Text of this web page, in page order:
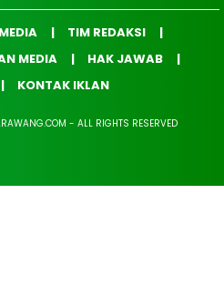
TIM REDAKSI
MEDIA
HAK JAWAB
KONTAK IKLAN
- ALL RIGHTS RESERVED